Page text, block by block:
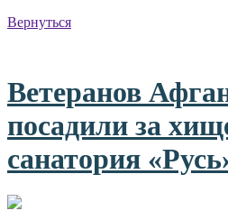
Вернуться
Ветеранов
посадили за
санатория